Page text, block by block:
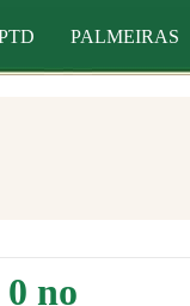
PALMEIRAS
no